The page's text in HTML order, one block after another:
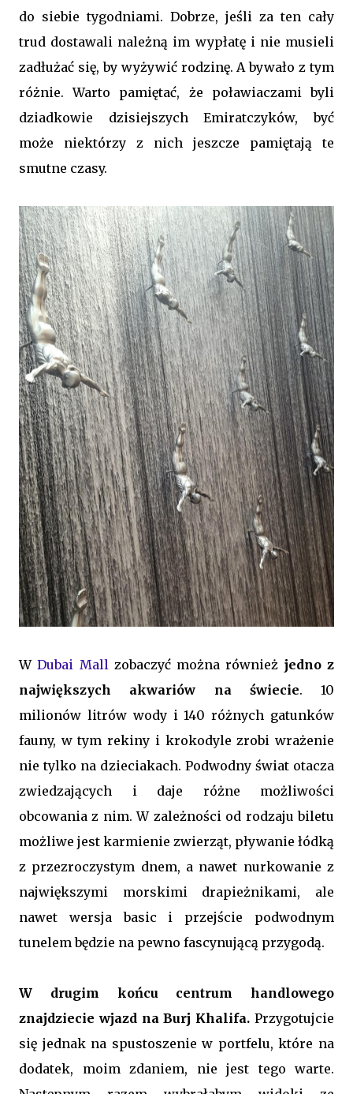
do siebie tygodniami. Dobrze, jeśli za ten cały
trud dostawali należną im wypłatę i nie musieli
zadłużać się, by wyżywić rodzinę. A bywało z tym
różnie. Warto pamiętać, że poławiaczami byli
dziadkowie dzisiejszych Emiratczyków, być
może niektórzy z nich jeszcze pamiętają te
smutne czasy.
WDubai Mallzobaczyć można również jedno z
największych akwariów na świecie. 10
milionów litrów wody i 140 różnych gatunków
fauny, w tym rekiny i krokodyle zrobi wrażenie
nie tylko na dzieciakach. Podwodny świat otacza
zwiedzających i daje różne możliwości
obcowania z nim. W zależności od rodzaju biletu
możliwe jest karmienie zwierząt, pływanie łódką
z przezroczystym dnem, a nawet nurkowanie z
największymi morskimi drapieżnikami, ale
nawet wersja basic i przejście podwodnym
tunelem będzie na pewno fascynującą przygodą.
W drugim końcu centrum handlowego
znajdziecie wjazd na Burj Khalifa. Przygotujcie
się jednak na spustoszenie w portfelu, które na
dodatek, moim zdaniem, nie jest tego warte.